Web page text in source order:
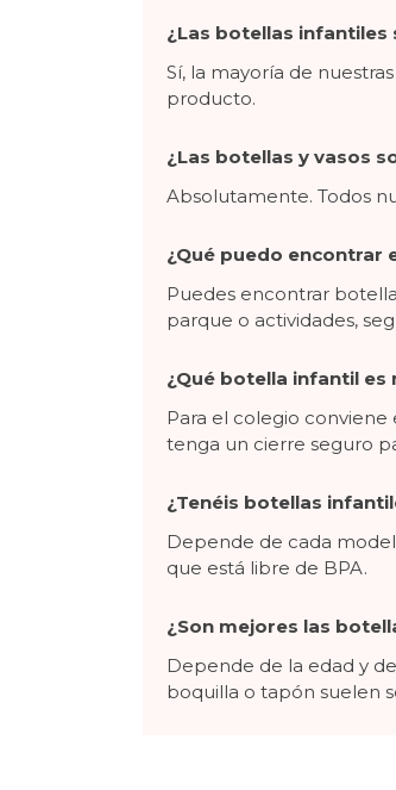
¿Las botellas infantiles
Sí, la mayoría de
producto.
¿Las botellas y vasos
Absolutamente. Todos
¿Qué puedo encontrar
Puedes encontrar
parque o actividades,
¿Qué botella infantil es
Para el colegio
tenga un cierre seguro
¿Tenéis botellas
Depende de cada
que está libre de BPA.
¿Son mejores las
Depende de la edad y
boquilla o tapón suelen